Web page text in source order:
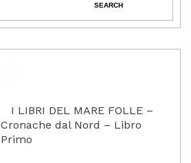
I LIBRI DEL MARE FOLLE –
Cronache dal Nord – Libro
Primo